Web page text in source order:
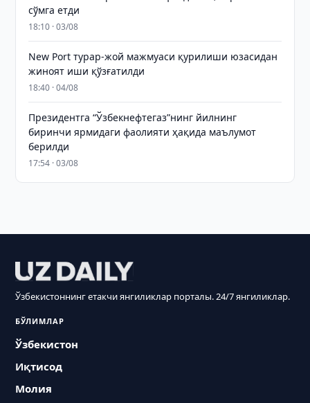
сўмга етди
18:10 · 03/08
New Port турар-жой мажмуаси қурилиши юзасидан
жиноят иши қўзғатилди
18:40 · 04/08
Президентга “Ўзбекнефтегаз”нинг йилнинг
биринчи ярмидаги фаолияти ҳақида маълумот
берилди
17:54 · 03/08
Ўзбекистоннинг етакчи янгиликлар порталы. 24/7 янгиликлар.
БЎЛИМЛАР
Ўзбекистон
Иқтисод
Молия